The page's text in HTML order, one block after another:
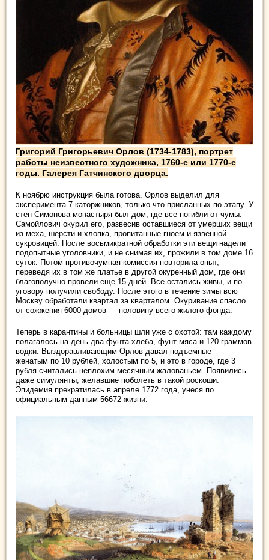
Григорий Григорьевич Орлов (1734-1783), портрет
работы неизвестного художника, 1760-е или 1770-е
годы. Галерея Гатчинского дворца.
К ноябрю инструкция была готова. Орлов выделил для
эксперимента 7 каторжников, только что присланных по этапу. У
стен Симонова монастыря был дом, где все погибли от чумы.
Самойлович окурил его, развесив оставшиеся от умерших вещи
из меха, шерсти и хлопка, пропитанные гноем и язвенной
сукровицей. После восьмикратной обработки эти вещи надели
подопытные уголовники, и не снимая их, прожили в том доме 16
суток. Потом противочумная комиссия повторила опыт,
переведя их в том же платье в другой окуренный дом, где они
благополучно провели еще 15 дней. Все остались живы, и по
уговору получили свободу. После этого в течение зимы всю
Москву обработали квартал за кварталом. Окуривание спасло
от сожжения 6000 домов — половину всего жилого фонда.
Теперь в карантины и больницы шли уже с охотой: там каждому
полагалось на день два фунта хлеба, фунт мяса и 120 граммов
водки. Выздоравливающим Орлов давал подъемные —
женатым по 10 рублей, холостым по 5, и это в городе, где 3
рубля считались неплохим месячным жалованьем. Появились
даже симулянты, желавшие поболеть в такой роскоши.
Эпидемия прекратилась в апреле 1772 года, унеся по
официальным данным 56672 жизни.